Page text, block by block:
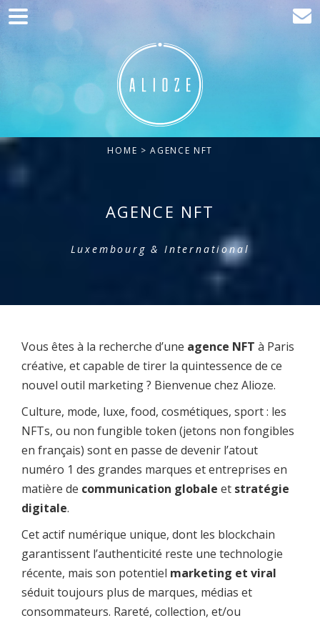
Home
Production web
Acquisition
HOME > AGENCE NFT
AGENCE NFT
Luxembourg & International
Vous êtes à la recherche d’une agence NFT à Paris
créative, et capable de tirer la quintessence de ce
nouvel outil marketing ? Bienvenue chez Alioze.
Culture, mode, luxe, food, cosmétiques, sport : les
NFTs, ou non fungible token (jetons non fongibles
en français) sont en passe de devenir l’atout
numéro 1 des grandes marques et entreprises en
matière de communication globale et stratégie
digitale.
Cet actif numérique unique, dont les blockchain
garantissent l’authenticité reste une technologie
récente, mais son potentiel marketing et viral
séduit toujours plus de marques, médias et
consommateurs. Rareté, collection, et/ou